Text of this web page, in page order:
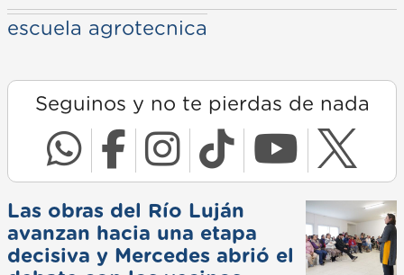
escuela agrotecnica
Seguinos y no te pierdas de nada
Las obras del Río Luján
avanzan hacia una etapa
decisiva y Mercedes abrió el